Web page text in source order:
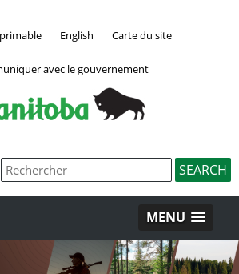
English Carte du site
avec le gouvernement
MENU